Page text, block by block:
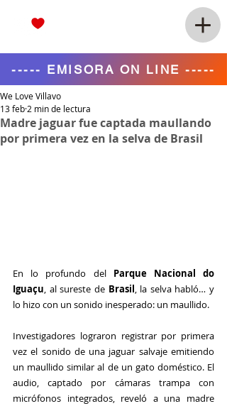
----- EMISORA ON LINE -----
Madre jaguar fue captada maullando
por primera vez en la selva de Brasil
We Love Villavo
13 feb 2 min de lectura
En lo profundo del Parque Nacional do
Iguaçu, al sureste de Brasil, la selva habló… y
lo hizo con un sonido inesperado: un maullido.
Investigadores lograron registrar por primera
vez el sonido de una jaguar salvaje emitiendo
un maullido similar al de un gato doméstico. El
audio, captado por cámaras trampa con
micrófonos integrados, reveló a una madre